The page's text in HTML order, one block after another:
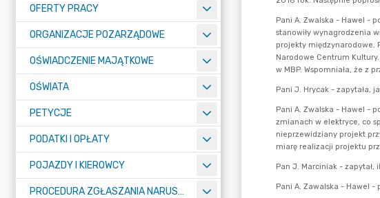
OFERTY PRACY
ORGANIZACJE POZARZĄDOWE
OŚWIADCZENIE MAJĄTKOWE
OŚWIATA
PETYCJE
PODATKI I OPŁATY
POJAZDY I KIEROWCY
PROCEDURA ZGŁASZANIA NARUSZEŃ PRAWA